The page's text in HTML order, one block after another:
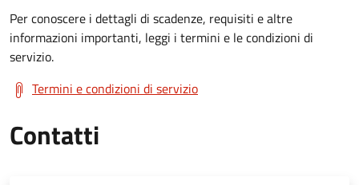
Per conoscere i dettagli di scadenze, requisiti e altre
informazioni importanti, leggi i termini e le condizioni di
servizio.
Termini e condizioni di servizio
Contatti